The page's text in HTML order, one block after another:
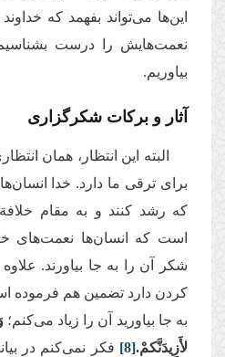
این‌ها می‌تواند بفهمد که
نعمت‌هایش را درست
بیاوریم.
آثار و برکات شکرگزاری
البته این انتظار، همان
برای ترقی ما دارد. خدا
که رشد کنند و به مقام
است که انسان‌ها نعمت‌های
شکر آن را به جا بیاورند.
کردن دارد تضمین هم فرموده
به جا بیاورید آن را زیاد می‌کنم؛
لأَزِیدَنَّکمْ.[8] فکر نمی‌کنم در